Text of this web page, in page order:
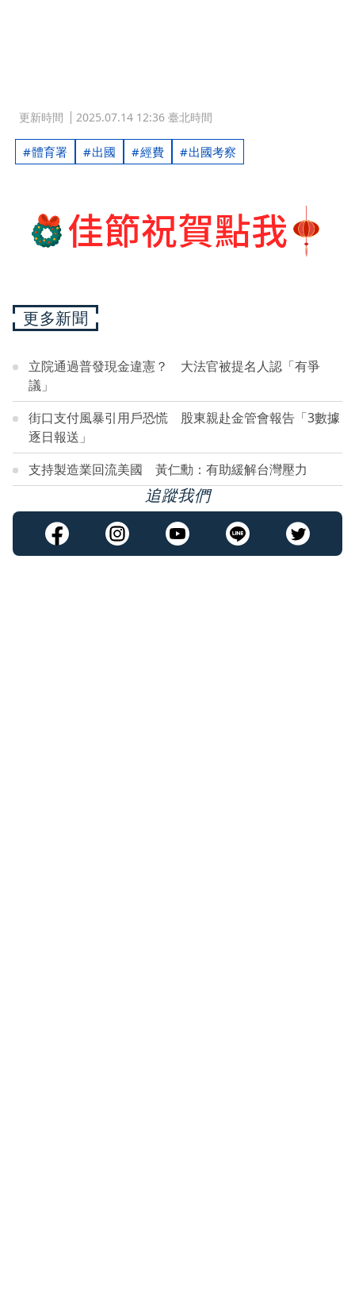
更新時間 2025.07.14 12:36 臺北時間
體育署 出國 經費 出國考察
更多新聞
立院通過普發現金違憲？ 大法官被提名人認「有爭
議」
街口支付風暴引用戶恐慌 股東親赴金管會報告「3數據
逐日報送」
支持製造業回流美國 黃仁勳：有助緩解台灣壓力
追蹤我們